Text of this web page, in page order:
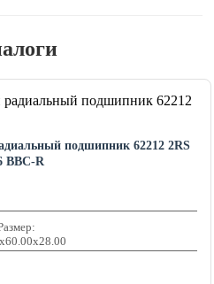
подшипник 62212 2RS
BBC-R